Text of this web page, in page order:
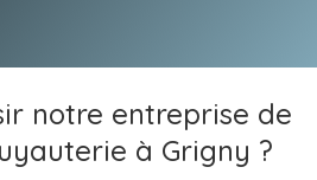
notre entreprise de
à Grigny ?